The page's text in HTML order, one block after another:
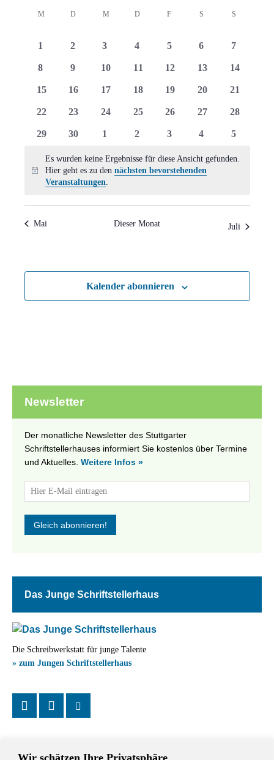
Wir schätzen Ihre Privatsphäre
Suche
Kalender
von
Veranstaltungen
M MONTAG
DDIENSTAG
M MITTWOCH
D DONNERSTAG
F FREITAGS SAMSTAG
S
0
1
0
2
0
3
0
4
0
5
0
6
0
7
0
8
0
9
0
10
0
11
0
12
0
13
0
14
0
15
0
16
0
17
0
18
0
19
0
20
0
21
0
22
0
23
0
24
0
25
0
26
0
27
0
28
0
29
0
30
0
1
0
2
0
3
0
4
0
5
Hinweis
Es wurden keine Ergebnisse für diese Ansicht gefunden.
Hier geht es zu den nächsten bevorstehenden
Veranstaltungen.
Mai Dieser Monat Juli
Kalender abonnieren
Newsletter
Der monatliche Newsletter des Stuttgarter
Schriftstellerhauses informiert Sie kostenlos über Termine
und Aktuelles. Weitere Infos »
Das Junge Schriftstellerhaus
Die Schreibwerkstatt für junge Talente
» zum Jungen Schriftstellerhaus